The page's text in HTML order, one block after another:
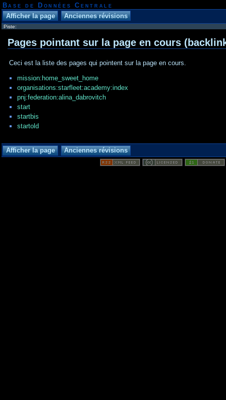
Base de Données Centrale
Piste:
Pages pointant sur la page en cours
Ceci est la liste des pages qui pointent sur la page en cours.
mission:home_sweet_home
organisations:starfleet:academy:index
pnj:federation:alina_dabrovitch
start
startbis
startold